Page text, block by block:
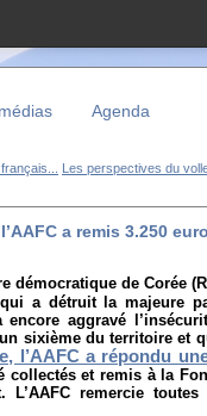
Agenda
Les perspectives du
a remis 3.250
démocratique de Corée
a détruit la majeure
aggravé
sixième du territoire et
l’AAFC a répondu
et remis à la
L’AAFC remercie